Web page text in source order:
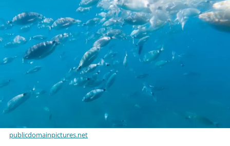
publicdomainpictures.net